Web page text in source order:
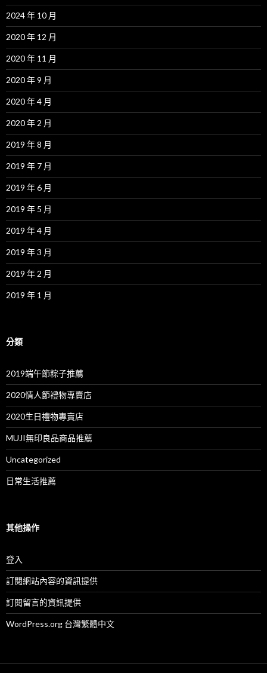
2024 年 10 月
2020 年 12 月
2020 年 11 月
2020 年 9 月
2020 年 4 月
2020 年 2 月
2019 年 8 月
2019 年 7 月
2019 年 6 月
2019 年 5 月
2019 年 4 月
2019 年 3 月
2019 年 2 月
2019 年 1 月
分類
2019端午節粽子推薦
2020情人節禮物專賣店
2020生日禮物專賣店
MUJI無印良品商品推薦
Uncategorized
日常生活推薦
其他操作
登入
訂閱網站內容的資訊提供
訂閱留言的資訊提供
WordPress.org 台灣繁體中文